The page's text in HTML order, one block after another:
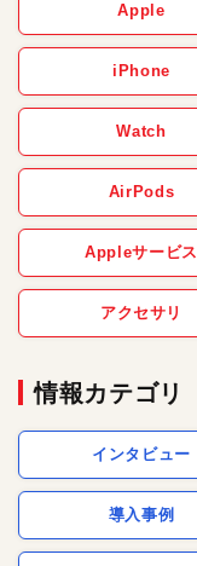
Apple
iPhone
Watch
AirPods
Appleサービス
アクセサリ
情報カテゴリ
インタビュー
導入事例